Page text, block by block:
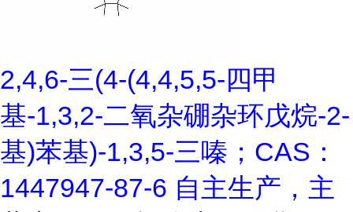
2,4,6-三(4-(4,4,5,5-四甲
基-1,3,2-二氧杂硼杂环戊烷-2-
基)苯基)-1,3,5-三嗪；CAS：
1447947-87-6 自主生产，主